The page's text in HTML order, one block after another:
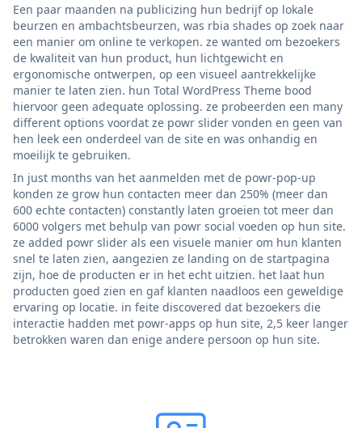
Een paar maanden na publicizing hun bedrijf op lokale
beurzen en ambachtsbeurzen, was rbia shades op zoek naar
een manier om online te verkopen. ze wanted om bezoekers
de kwaliteit van hun product, hun lichtgewicht en
ergonomische ontwerpen, op een visueel aantrekkelijke
manier te laten zien. hun Total WordPress Theme bood
hiervoor geen adequate oplossing. ze probeerden een many
different options voordat ze powr slider vonden en geen van
hen leek een onderdeel van de site en was onhandig en
moeilijk te gebruiken.
In just months van het aanmelden met de powr-pop-up
konden ze grow hun contacten meer dan 250% (meer dan
600 echte contacten) constantly laten groeien tot meer dan
6000 volgers met behulp van powr social voeden op hun site.
ze added powr slider als een visuele manier om hun klanten
snel te laten zien, aangezien ze landing on de startpagina
zijn, hoe de producten er in het echt uitzien. het laat hun
producten goed zien en gaf klanten naadloos een geweldige
ervaring op locatie. in feite discovered dat bezoekers die
interactie hadden met powr-apps op hun site, 2,5 keer langer
betrokken waren dan enige andere persoon op hun site.